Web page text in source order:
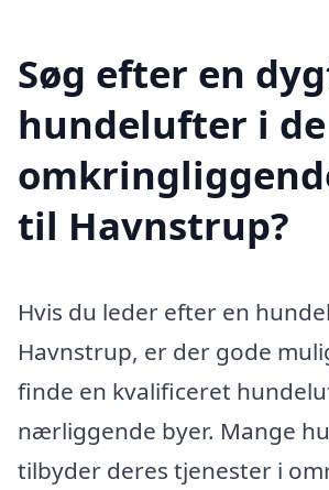
Søg efter en
hundelufter i de
til Havnstrup?
Hvis du leder efter en
Havnstrup, er der gode
finde en kvalificeret
nærliggende byer. Mange
tilbyder deres tjenester i